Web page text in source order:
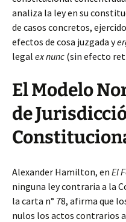
analiza la ley en su
de casos concretos,
efectos de cosa juzgada y
legal ex nunc (sin efecto
El Modelo
de
Alexander Hamilton, en El
ninguna ley contraria a la
la carta n° 78, afirma que
nulos los actos contrarios